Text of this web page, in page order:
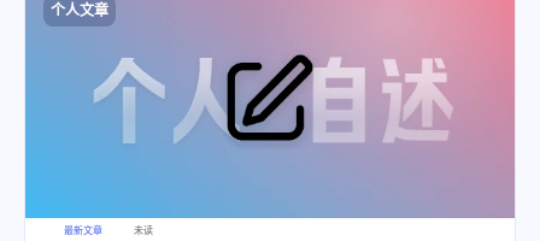
个人文章
未读
最新文章